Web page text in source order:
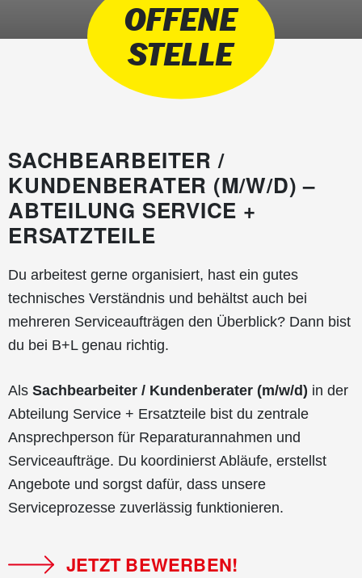
OFFENE
STELLE
SACHBEARBEITER /
KUNDENBERATER (M/W/D) –
ABTEILUNG SERVICE +
ERSATZTEILE
Du arbeitest gerne organisiert, hast ein gutes
technisches Verständnis und behältst auch bei
mehreren Serviceaufträgen den Überblick? Dann bist
du bei B+L genau richtig.
Als Sachbearbeiter / Kundenberater (m/w/d) in der
Abteilung Service + Ersatzteile bist du zentrale
Ansprechperson für Reparaturannahmen und
Serviceaufträge. Du koordinierst Abläufe, erstellst
Angebote und sorgst dafür, dass unsere
Serviceprozesse zuverlässig funktionieren.
JETZT BEWERBEN!